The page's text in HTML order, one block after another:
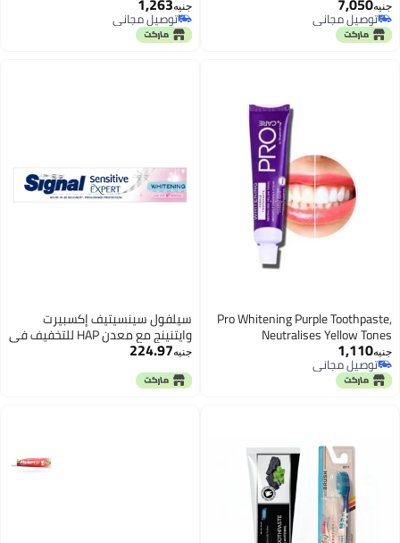
Remineralizing, Sensitive Teeth,
Whitening - Dentist
Recommended for Adult & Kids
جنيه
توصيل مجاني
توصيل مجاني
Without Fluoride | for Children from
0-6 Years | 13% Xylitol | 1 x 50 ml
جنيه
توصيل مجاني
توصيل مجاني
Pro Whitening Purple Toothpaste,
Neutralises Yellow Tones
جنيه1,110
توصيل مجاني
توصيل مجاني
سيلفول سينسيتيف إكسبيرت
وايتنينج مع معدن HAP للتخفيف في
30 ثانية وحماية مطولة معجون
أسنان 75 مل
جنيه224.97